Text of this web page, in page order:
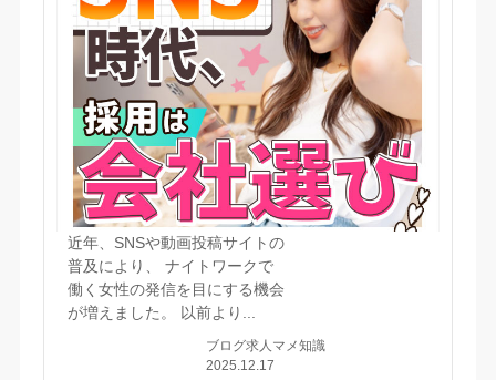
近年、SNSや動画投稿サイトの
普及により、 ナイトワークで
働く女性の発信を目にする機会
が増えました。 以前より...
ブログ求人マメ知識
2025.12.17